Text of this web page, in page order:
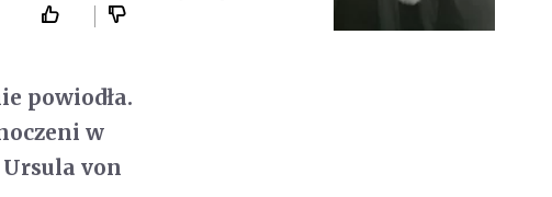
powiodła.
w
von